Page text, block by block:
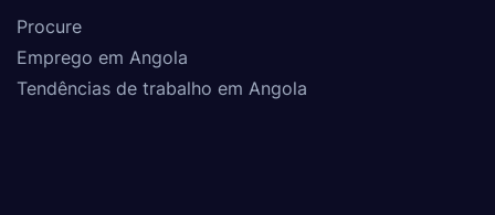
Procure
Emprego em Angola
Tendências de trabalho em Angola